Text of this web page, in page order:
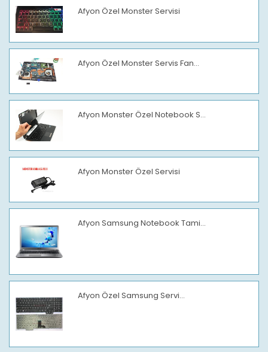
Afyon Özel Monster Servisi
Afyon Özel Monster Servis Fan...
Afyon Monster Özel Notebook S...
Afyon Monster Özel Servisi
Afyon Samsung Notebook Tami...
Afyon Özel Samsung Servi...